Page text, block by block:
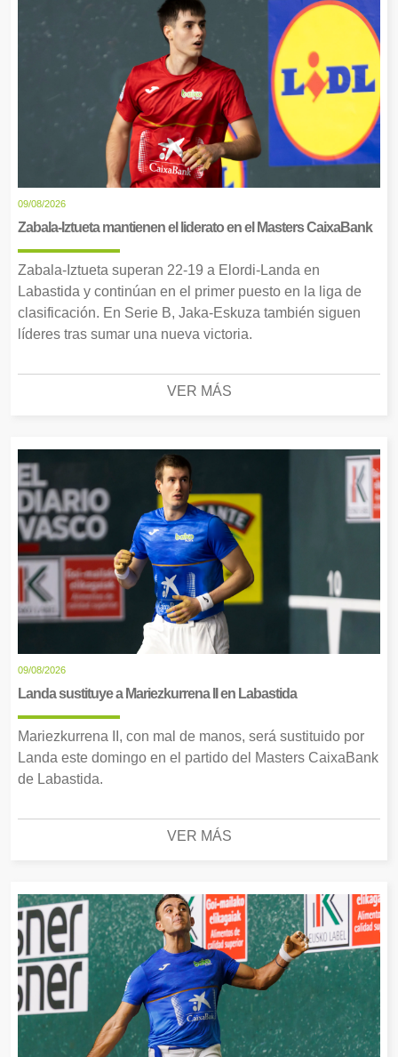
09/08/2026
Zabala-Iztueta mantienen el liderato en el Masters CaixaBank
Zabala-Iztueta superan 22-19 a Elordi-Landa en
Labastida y continúan en el primer puesto en la liga de
clasificación. En Serie B, Jaka-Eskuza también siguen
líderes tras sumar una nueva victoria.
VER MÁS
09/08/2026
Landa sustituye a Mariezkurrena II en Labastida
Mariezkurrena II, con mal de manos, será sustituido por
Landa este domingo en el partido del Masters CaixaBank
de Labastida.
VER MÁS